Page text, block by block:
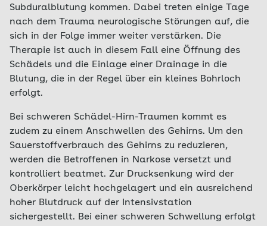
Subduralblutung kommen. Dabei treten einige Tage
nach dem Trauma neurologische Störungen auf, die
sich in der Folge immer weiter verstärken. Die
Therapie ist auch in diesem Fall eine Öffnung des
Schädels und die Einlage einer Drainage in die
Blutung, die in der Regel über ein kleines Bohrloch
erfolgt.
Bei schweren Schädel-Hirn-Traumen kommt es
zudem zu einem Anschwellen des Gehirns. Um den
Sauerstoffverbrauch des Gehirns zu reduzieren,
werden die Betroffenen in Narkose versetzt und
kontrolliert beatmet. Zur Drucksenkung wird der
Oberkörper leicht hochgelagert und ein ausreichend
hoher Blutdruck auf der Intensivstation
sichergestellt. Bei einer schweren Schwellung erfolgt